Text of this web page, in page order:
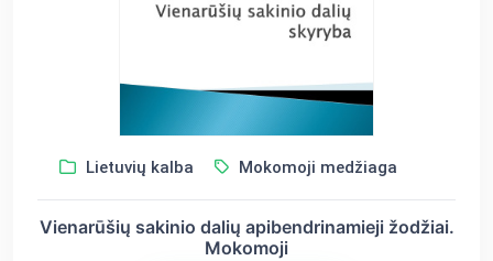
Lietuvių kalba Mokomoji medžiaga
Vienarūšių sakinio dalių apibendrinamieji žodžiai.
Mokomoji